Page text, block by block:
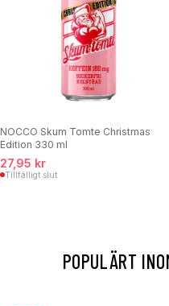
NOCCO Skum Tomte Christmas
Edition 330 ml
27,95 kr
Tillfälligt slut
POPULÄRT